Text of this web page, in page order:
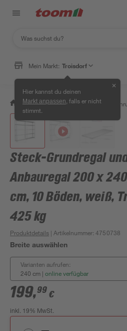
Mein Markt: Troisdorf
Hier kannst du deinen
Markt anpassen , falls er nicht
stimmt.
✕
/ Wohnen & Haushalt /
Steck-Grundregal
Anbauregal 200 x
cm, 10 Böden, weiß,
425 kg
Produktdetails | Artikelnummer:4750738
Breite auswählen
Varianten aufrufen:
240 cm | online verfügbar
199,99 €
inkl. 19% MwSt.